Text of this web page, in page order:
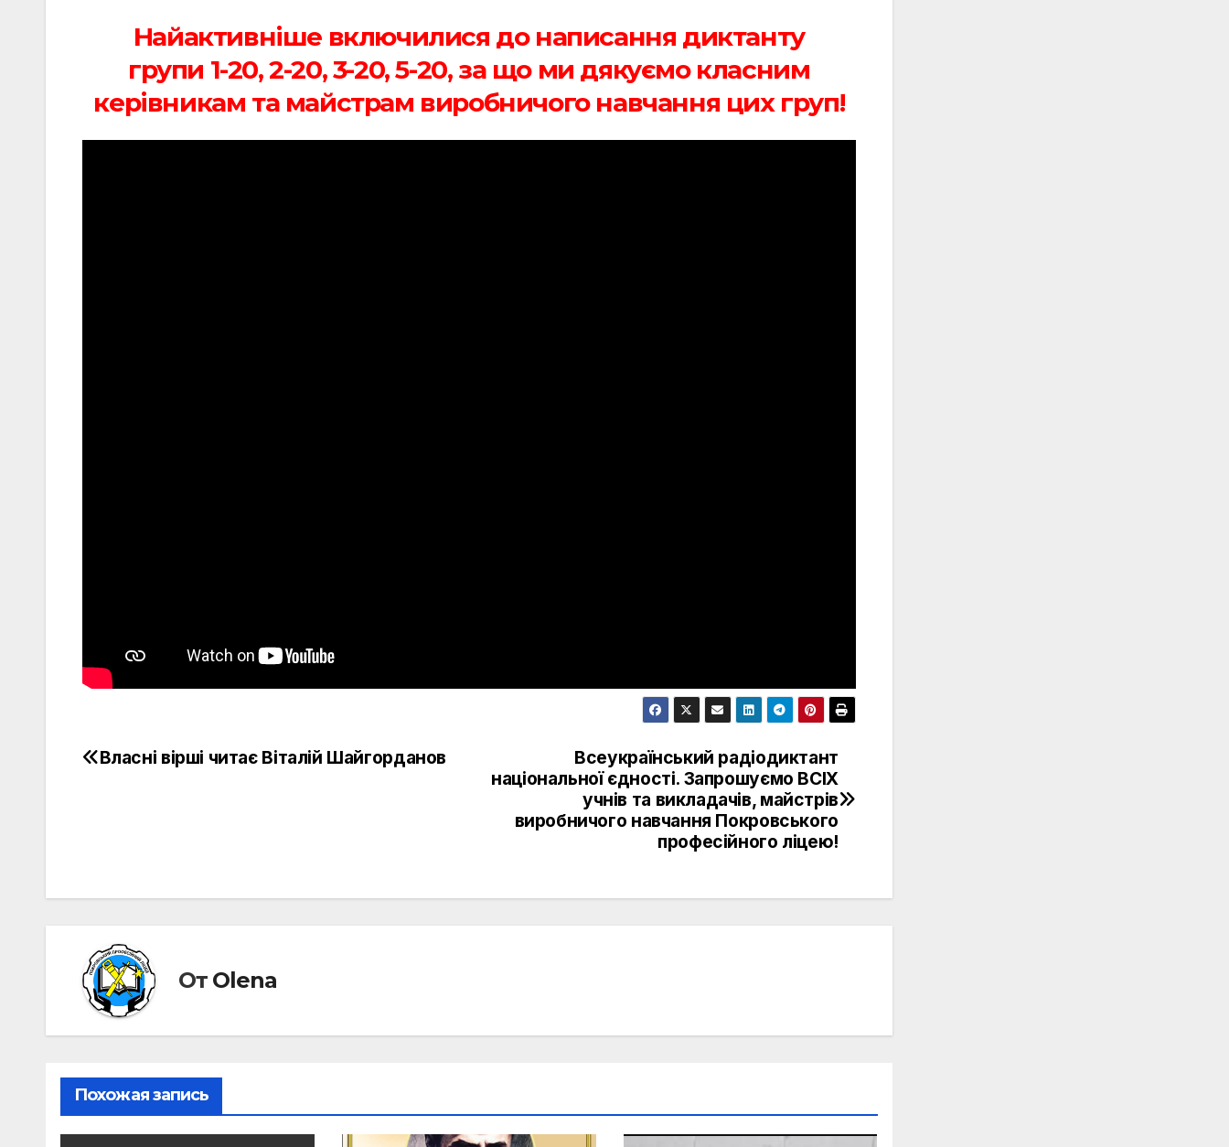
Найактивніше включилися до написання диктанту
групи 1-20, 2-20, 3-20, 5-20, за що ми дякуємо класним
керівникам та майстрам виробничого навчання цих груп!
Навигация
Всеукраїнський радіодиктант
національної єдності. Запрошуємо ВСІХ
учнів та викладачів, майстрів
виробничого навчання Покровського
професійного ліцею!
Власні вірші читає Віталій Шайгорданов
От Olena
Похожая запись